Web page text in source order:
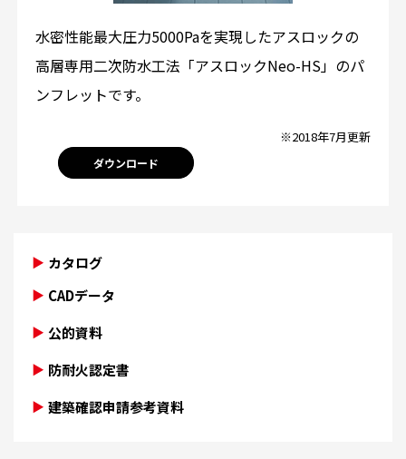
水密性能最大圧力5000Paを実現したアスロックの
高層専用二次防水工法「アスロックNeo-HS」のパ
ンフレットです。
※2018年7月更新
ダウンロード
カタログ
CADデータ
公的資料
防耐火認定書
建築確認申請参考資料